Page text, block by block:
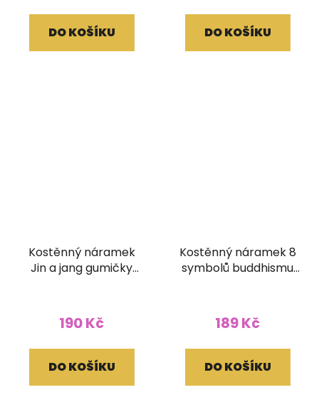
DO KOŠÍKU DO KOŠÍKU
Kostěnný náramek
Jin a jang gumičky
190 Kč
DO KOŠÍKU
Kostěnný náramek 8
symbolů buddhismu
189 Kč
DO KOŠÍKU